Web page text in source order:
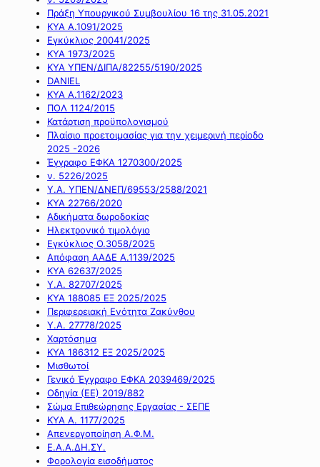
Πράξη Υπουργικού Συμβουλίου 16 της 31.05.2021
ΚΥΑ Α.1091/2025
Εγκύκλιος 20041/2025
ΚΥΑ 1973/2025
ΚΥΑ ΥΠΕΝ/ΔΙΠΑ/82255/5190/2025
DANIEL
ΚΥΑ Α.1162/2023
ΠΟΛ 1124/2015
Κατάρτιση προϋπολογισμού
Πλαίσιο προετοιμασίας για την χειμερινή περίοδο
2025 -2026
Έγγραφο ΕΦΚΑ 1270300/2025
ν. 5226/2025
Υ.Α. ΥΠΕΝ/ΔΝΕΠ/69553/2588/2021
ΚΥΑ 22766/2020
Αδικήματα δωροδοκίας
Ηλεκτρονικό τιμολόγιο
Εγκύκλιος Ο.3058/2025
Απόφαση ΑΑΔΕ Α.1139/2025
ΚΥΑ 62637/2025
Υ.Α. 82707/2025
ΚΥΑ 188085 ΕΞ 2025/2025
Περιφερειακή Ενότητα Ζακύνθου
Υ.Α. 27778/2025
Χαρτόσημα
ΚΥΑ 186312 ΕΞ 2025/2025
Μισθωτοί
Γενικό Έγγραφο ΕΦΚΑ 2039469/2025
Οδηγία (ΕΕ) 2019/882
Σώμα Επιθεώρησης Εργασίας - ΣΕΠΕ
ΚΥΑ Α. 1177/2025
Απενεργοποίηση Α.Φ.Μ.
Ε.Α.Α.ΔΗ.ΣΥ.
Φορολογία εισοδήματος